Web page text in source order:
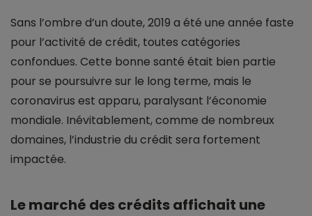
Sans l’ombre d’un doute, 2019 a été une année faste
pour l’activité de crédit, toutes catégories
confondues. Cette bonne santé était bien partie
pour se poursuivre sur le long terme, mais le
coronavirus est apparu, paralysant l’économie
mondiale. Inévitablement, comme de nombreux
domaines, l’industrie du crédit sera fortement
impactée.
Le marché des crédits affichait une